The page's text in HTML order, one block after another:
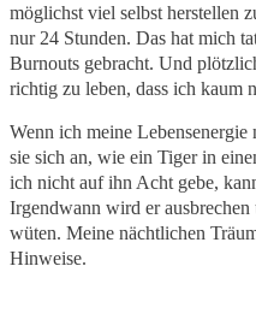
möglichst viel selbst herstellen
nur 24 Stunden. Das hat mich
Burnouts gebracht. Und
richtig zu leben, dass ich kaum
Wenn ich meine
sie sich an, wie ein Tiger in
ich nicht auf ihn Acht gebe,
Irgendwann wird er
wüten. Meine nächtlichen
Hinweise.